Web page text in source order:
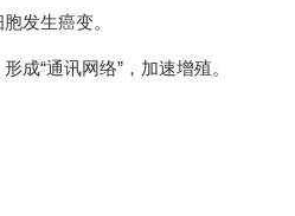
发生癌变。
成“通讯网络”，加速增殖。